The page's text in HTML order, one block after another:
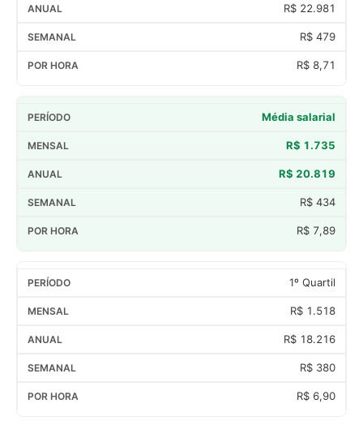
R$ 22.981
R$ 479
R$ 8,71
Média salarial
R$ 1.735
R$ 20.819
R$ 434
R$ 7,89
1º Quartil
R$ 1.518
R$ 18.216
R$ 380
R$ 6,90